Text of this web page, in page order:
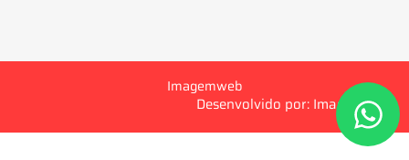
Imagemweb
Desenvolvido por: Imagemweb